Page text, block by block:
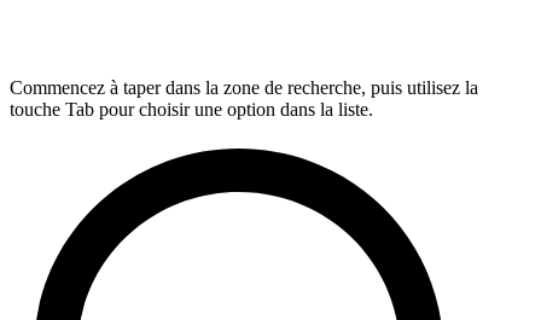
Commencez à taper dans la zone de recherche, puis utilisez la
touche Tab pour choisir une option dans la liste.